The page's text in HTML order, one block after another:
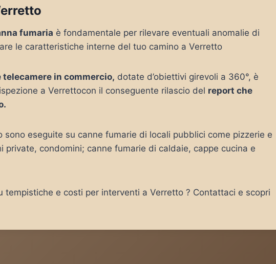
fumaria è fondamentale per rilevare eventuali anomalie di
le caratteristiche interne del tuo camino a Verretto
telecamere in commercio, dotate d’obiettivi girevoli a 360°, è
a Verrettocon il conseguente rilascio del report che
sono eseguite su canne fumarie di locali pubblici come pizzerie e
private, condomini; canne fumarie di caldaie, cappe cucina e
tempistiche e costi per interventi a Verretto ? Contattaci e scopri